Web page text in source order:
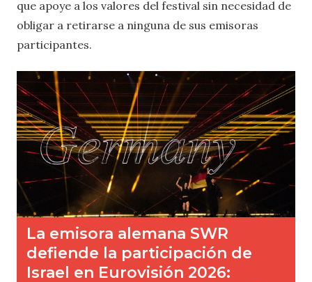
que apoye a los valores del festival sin necesidad de
obligar a retirarse a ninguna de sus emisoras
participantes.